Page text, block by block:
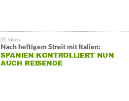
Nach heftigem Streit mit Italien:
SPANIEN KONTROLLIERT NUN
AUCH REISENDE